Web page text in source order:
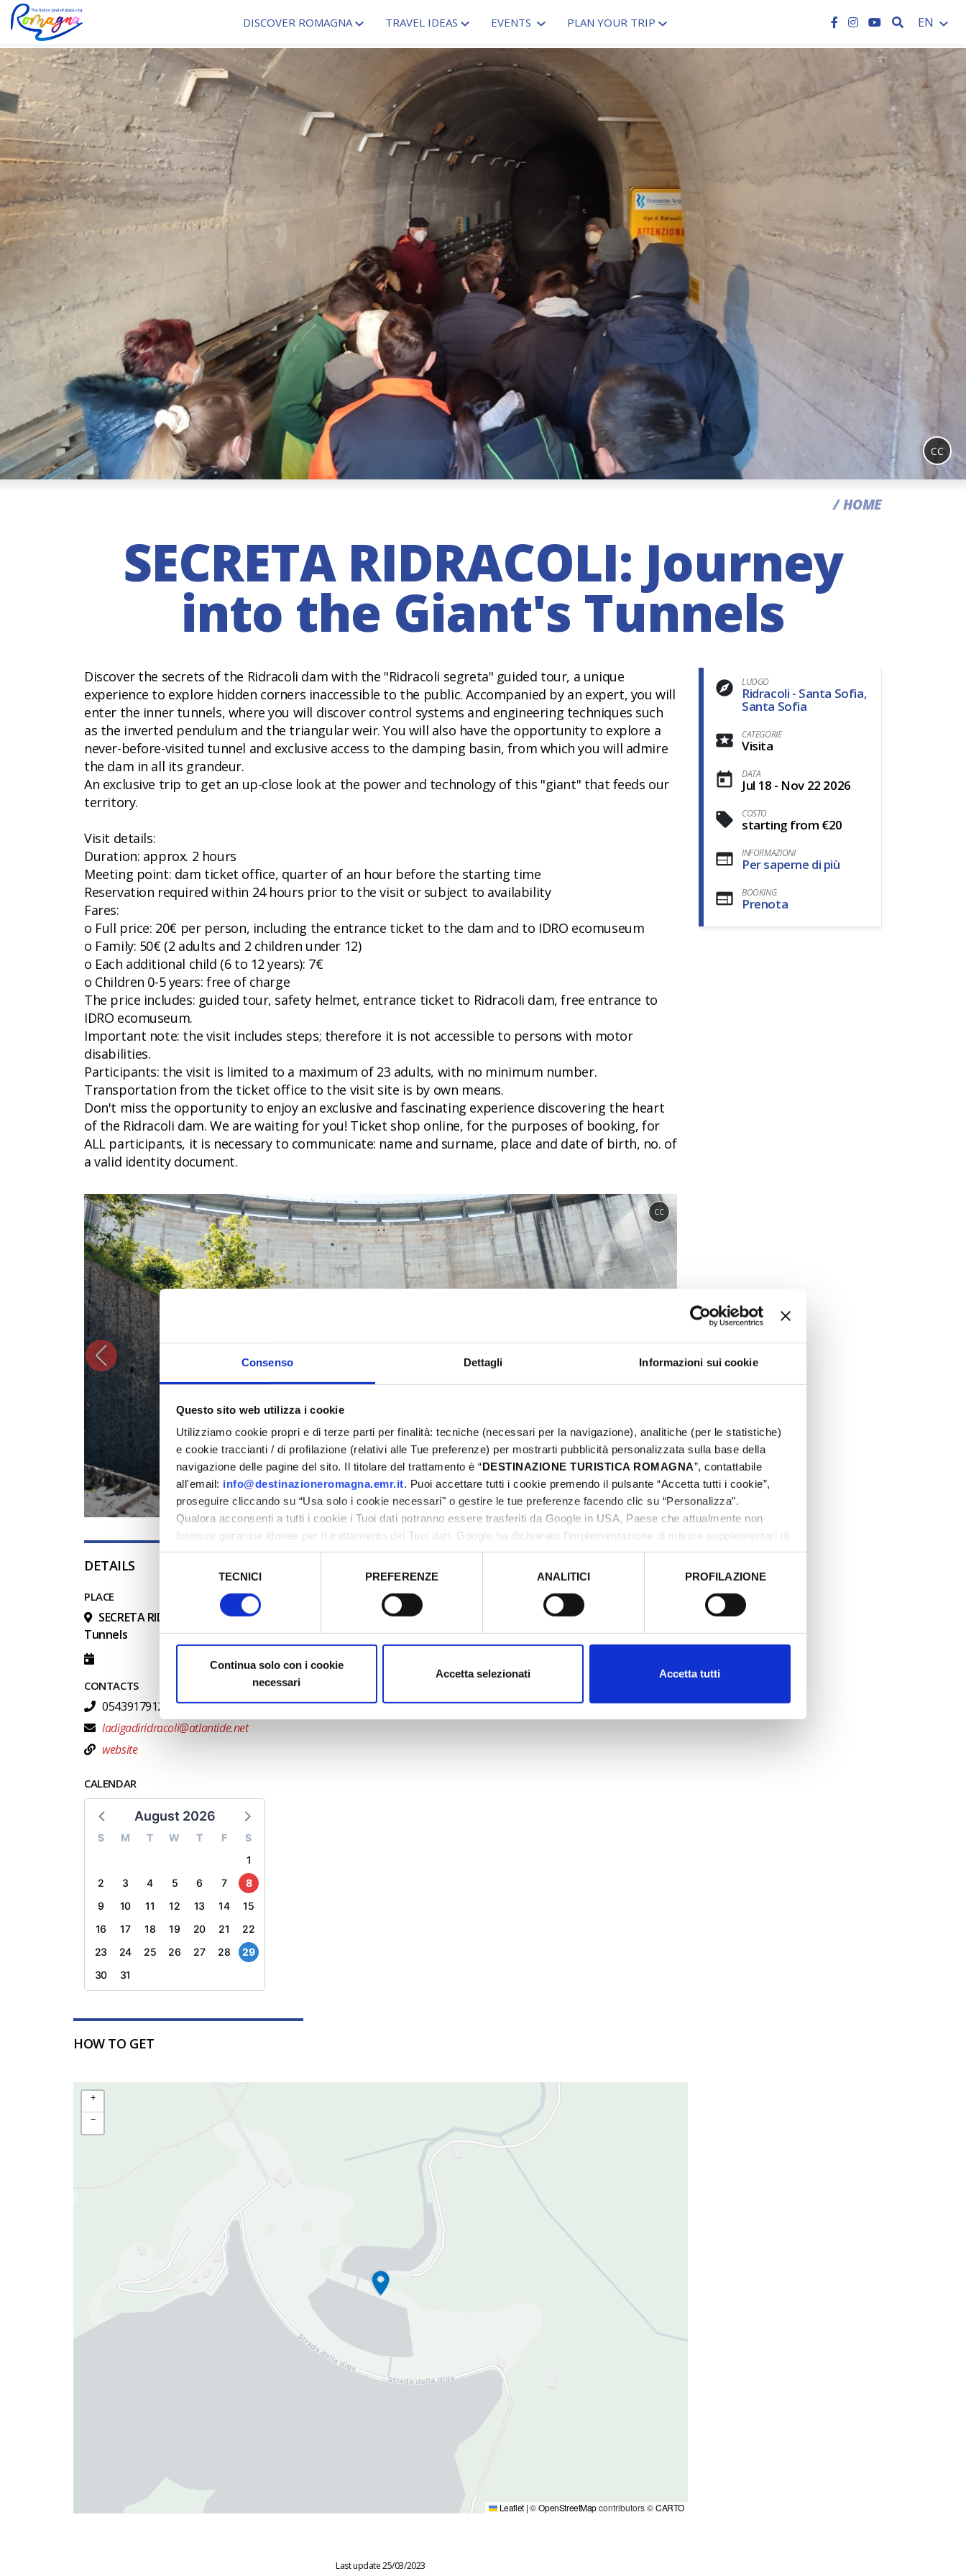
Consenso Dettagli Informazioni sui cookie
Questo sito web utilizza i cookie
Utilizziamo cookie propri e di terze parti per finalità: tecniche (necessari per la navigazione), analitiche (per le statistiche)
e cookie traccianti / di profilazione (relativi alle Tue preferenze) per mostrarti pubblicità personalizzata sulla base della
navigazione delle pagine del sito. Il titolare del trattamento è “DESTINAZIONE TURISTICA ROMAGNA”, contattabile
all'email: info@destinazioneromagna.emr.it. Puoi accettare tutti i cookie premendo il pulsante “Accetta tutti i cookie”,
proseguire cliccando su “Usa solo i cookie necessari" o gestire le tue preferenze facendo clic su “Personalizza”.
Qualora acconsenti a tutti i cookie i Tuoi dati potranno essere trasferiti da Google in USA, Paese che attualmente non
fornisce garanzie idonee per il trattamento dei Tuoi dati. Google ha dichiarato l’implementazione di misure supplementari di
sicurezza a Tutela dei navigatori, che abbiamo valutato essere sufficienti.
TECNICI PREFERENZE ANALITICI PROFILAZIONE
Continua solo con i cookie
necessari
Accetta selezionati Accetta tutti
DISCOVER ROMAGNA TRAVEL IDEAS EVENTS PLAN YOUR TRIP SEARCH
EN
CC
HOME
SECRETA RIDRACOLI: Journey
into the Giant's Tunnels
LUOGO
Ridracoli - Santa Sofia,
Santa Sofia
CATEGORIE
Visita
DATA
Jul 18 - Nov 22 2026
COSTO
starting from €20
INFORMAZIONI
Per saperne di più
BOOKING
Prenota
Discover the secrets of the Ridracoli dam with the "Ridracoli segreta" guided tour, a unique
experience to explore hidden corners inaccessible to the public. Accompanied by an expert, you will
enter the inner tunnels, where you will discover control systems and engineering techniques such
as the inverted pendulum and the triangular weir. You will also have the opportunity to explore a
never-before-visited tunnel and exclusive access to the damping basin, from which you will admire
the dam in all its grandeur.
An exclusive trip to get an up-close look at the power and technology of this "giant" that feeds our
territory.
Visit details:
Duration: approx. 2 hours
Meeting point: dam ticket office, quarter of an hour before the starting time
Reservation required within 24 hours prior to the visit or subject to availability
Fares:
o Full price: 20€ per person, including the entrance ticket to the dam and to IDRO ecomuseum
o Family: 50€ (2 adults and 2 children under 12)
o Each additional child (6 to 12 years): 7€
o Children 0-5 years: free of charge
The price includes: guided tour, safety helmet, entrance ticket to Ridracoli dam, free entrance to
IDRO ecomuseum.
Important note: the visit includes steps; therefore it is not accessible to persons with motor
disabilities.
Participants: the visit is limited to a maximum of 23 adults, with no minimum number.
Transportation from the ticket office to the visit site is by own means.
Don't miss the opportunity to enjoy an exclusive and fascinating experience discovering the heart
of the Ridracoli dam. We are waiting for you! Ticket shop online, for the purposes of booking, for
ALL participants, it is necessary to communicate: name and surname, place and date of birth, no. of
a valid identity document.
CC
1/1
DETAILS
PLACE
SECRETA RIDRACOLI: Journey into the Giant's
Tunnels
CONTACTS
0543917912
ladigadiridracoli@atlantide.net
website
CALENDAR
August 2026
S M T W T F
S
1
2
3 4 5 6 7
8
9
10 11 12 13 14
15
16
17 18 19 20 21
22
23
24 25 26 27 28
29
30
31
HOW TO GET
+
−
Leaflet |©OpenStreetMapcontributors ©CARTO
Last update 25/03/2023